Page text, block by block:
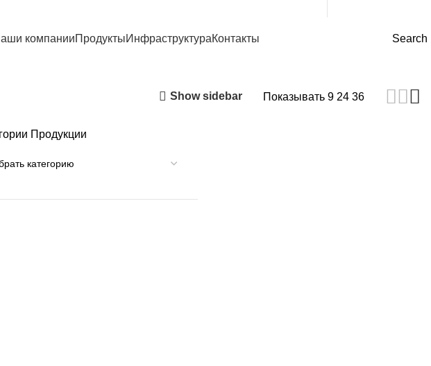
компанииПродуктыИнфраструктураКонтакты Search
Show sidebar Показывать 9 24 36
Продукции